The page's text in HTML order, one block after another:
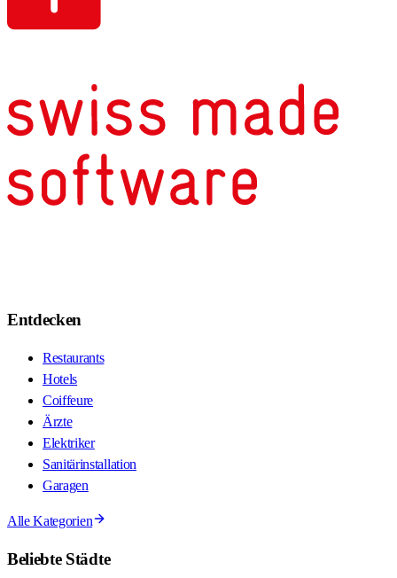
Entdecken
Restaurants
Hotels
Coiffeure
Ärzte
Elektriker
Sanitärinstallation
Garagen
Alle Kategorien
Beliebte Städte